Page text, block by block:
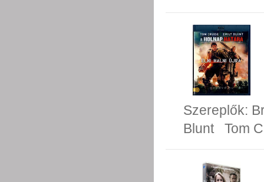
Szereplők:
Blunt
Tom